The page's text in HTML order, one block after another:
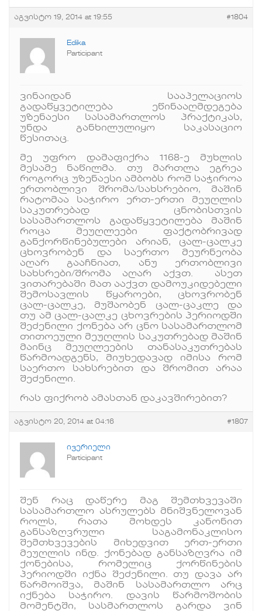
აგვისტო 19, 2014 at 19:55 #1804
Edika
Participant
ვინაიდან სააპელაციოს
გადაწყვეტილება ეწინააღმდეგება
უზენაესი სასამართლოს პრაქტიკას,
უნდა განხილულიყო საკასაციო
წესითაც.
მე უფრო დამაფიქრა 1168-ე მუხლის
მესამე ნაწილმა. თუ მართლა ეგრეა
როგორც უზენაესი ამბობს რომ საჭიროა
ერთობლივი შრომა/სახსრებიო, მაშინ
რატომაა საჭირო ერთ-ერთი მეუღლის
საკუთრებად ცნობისთვის
სასამართლოს გადაწყვეტილება მაშინ
როცა მეუღლეები ფაქტობრივად
განქორწინებულები არიან, ცალ-ცალკე
ცხოვრობენ და საერთო მეურნეობა
აღარ გააჩნიათ, ანუ ერთობლივი
სახსრები/შრომა აღარ აქვთ. ასეთ
ვითარებაში მათ ააქვთ დამოუკიდებელი
შემოსავლის წყაროები, ცხოვრობენ
ცალ-ცალკე, მუშაობენ ცალ-ცაკლე და
თუ ამ ცალ-ცალკე ცხოვრების პერიოდში
შეძენილი ქონება არ ცნო სასამართლომ
თითოეული მეუღლის საკუთრებად მაშინ
მაინც მეუღლეების თანასაკუთრებას
წარმოადგენს, მიუხედავად იმისა რომ
საერთო სახსრებით და შრომით არაა
შეძენილი.
რას ფიქრობ ამასთან დაკავშირებით?
აგვისტო 20, 2014 at 04:16 #1807
ივერიელი
Participant
შენ რაც დაწერე მაგ შემთხვევაში
სასამართლო ასრულებს მნიშვნელოვან
როლს, რათა მოხდეს კანონით
განსაზღვრული საგამონაკლისო
შემთხვევების მიხედვით ერთ-ერთი
მეუღლის ინდ. ქონებად განსაზღვრა იმ
ქონებისა, რომელიც ქორწინების
პერიოდში იქნა შეძენილი. თუ დავა არ
წარმოიშვა, მაშინ სასამართლო არც
იქნება საჭირო. დავის წარმოშობის
მომენტში, სასმართლოს გარდა ვინ